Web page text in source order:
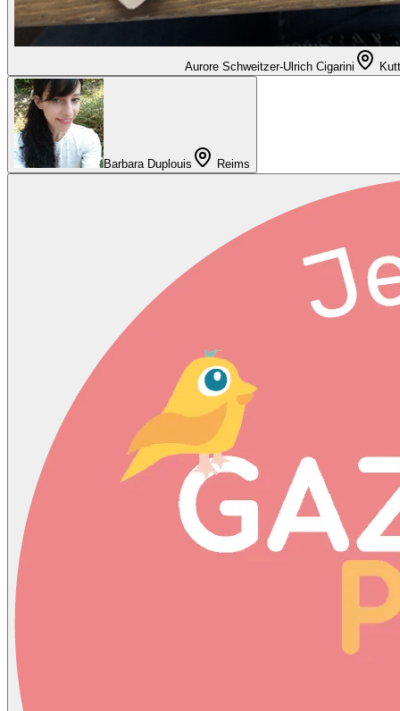
Aurore Schweitzer-Ulrich Cigarini
Barbara Duplouis Reims